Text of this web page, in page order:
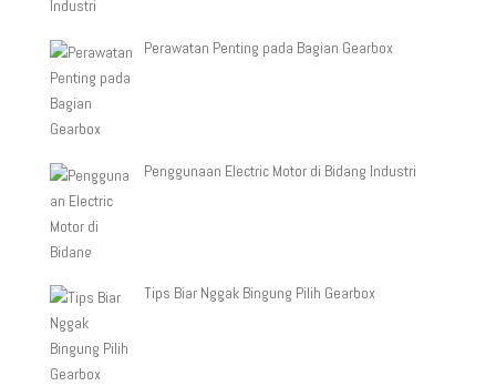
Perawatan Penting pada Bagian Gearbox
Penggunaan Electric Motor di Bidang Industri
Tips Biar Nggak Bingung Pilih Gearbox